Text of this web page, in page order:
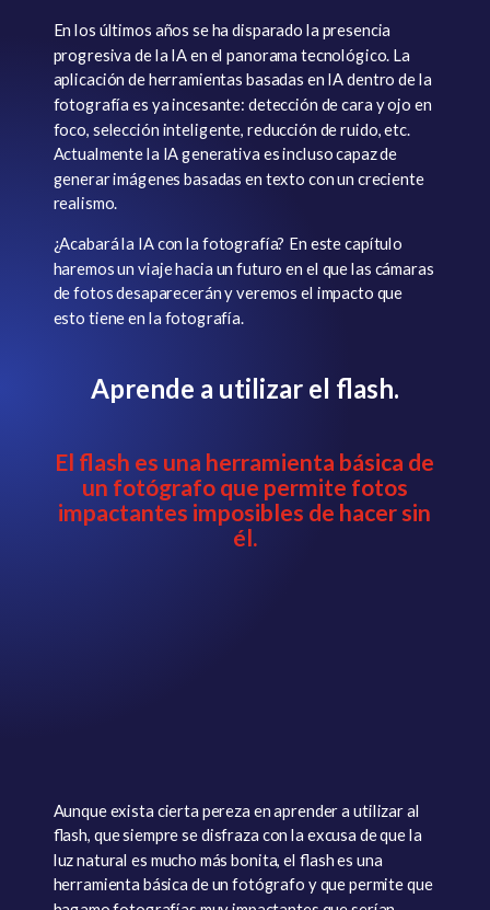
En los últimos años se ha disparado la presencia
progresiva de la IA en el panorama tecnológico. La
aplicación de herramientas basadas en IA dentro de la
fotografía es ya incesante: detección de cara y ojo en
foco, selección inteligente, reducción de ruido, etc.
Actualmente la IA generativa es incluso capaz de
generar imágenes basadas en texto con un creciente
realismo.
¿Acabará la IA con la fotografía? En este capítulo
haremos un viaje hacia un futuro en el que las cámaras
de fotos desaparecerán y veremos el impacto que
esto tiene en la fotografía.
Aprende a utilizar el flash.
El flash es una herramienta básica de
un fotógrafo que permite fotos
impactantes imposibles de hacer sin
él.
Aunque exista cierta pereza en aprender a utilizar al
flash, que siempre se disfraza con la excusa de que la
luz natural es mucho más bonita, el flash es una
herramienta básica de un fotógrafo y que permite que